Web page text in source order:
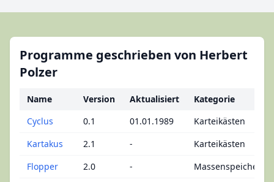
Programme geschrieben von Herbert
Polzer
Name Version Aktualisiert
Kategorie
Cyclus
0.1 01.01.1989
Karteikästen
Kartakus
2.1 -
Karteikästen
Flopper
2.0 - Massenspeicher